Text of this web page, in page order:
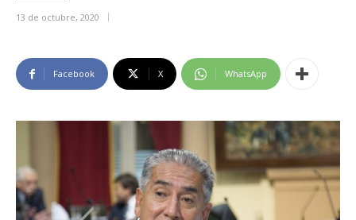
13 de octubre, 2020
Facebook X WhatsApp